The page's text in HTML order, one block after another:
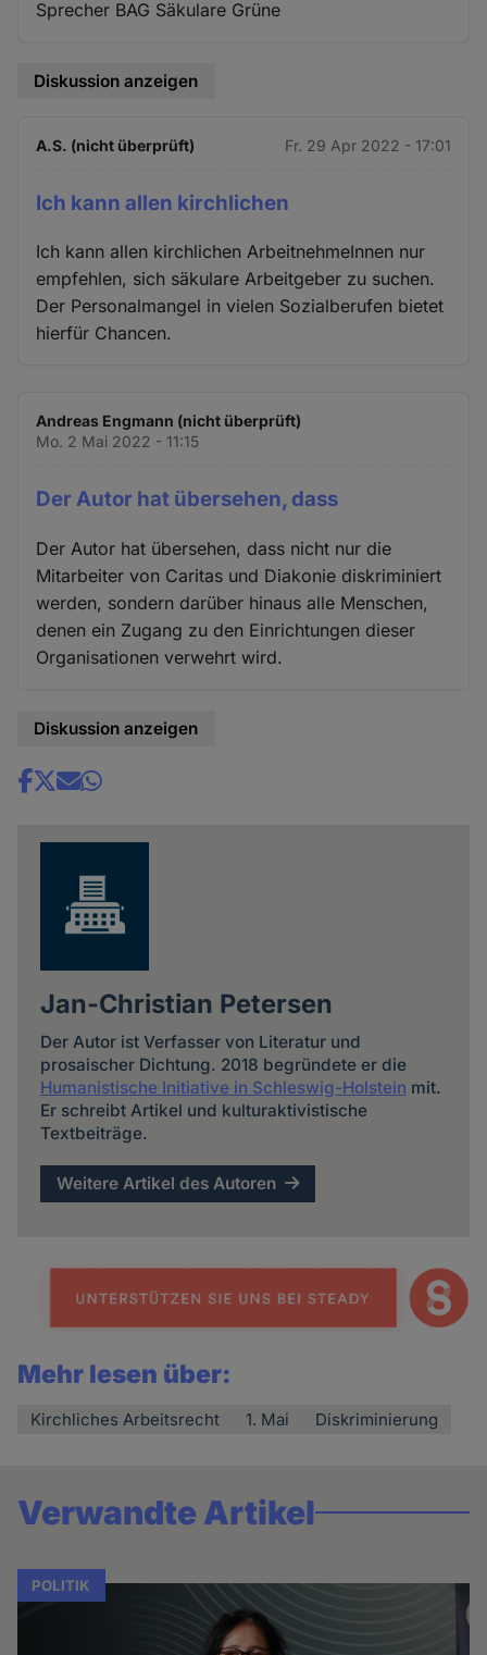
Sprecher BAG Säkulare Grüne
Diskussion anzeigen
A.S. (nicht überprüft) Fr. 29 Apr 2022 - 17:01
Ich kann allen kirchlichen
Ich kann allen kirchlichen ArbeitnehmeInnen nur
empfehlen, sich säkulare Arbeitgeber zu suchen.
Der Personalmangel in vielen Sozialberufen bietet
hierfür Chancen.
Andreas Engmann (nicht überprüft)
Mo. 2 Mai 2022 - 11:15
Der Autor hat übersehen, dass
Der Autor hat übersehen, dass nicht nur die
Mitarbeiter von Caritas und Diakonie diskriminiert
werden, sondern darüber hinaus alle Menschen,
denen ein Zugang zu den Einrichtungen dieser
Organisationen verwehrt wird.
Diskussion anzeigen
Share
Jan-Christian Petersen
Der Autor ist Verfasser von Literatur und
prosaischer Dichtung. 2018 begründete er die
Humanistische Initiative in Schleswig-Holstein mit.
Er schreibt Artikel und kulturaktivistische
Textbeiträge.
Weitere Artikel des Autoren
Mehr lesen über:
Kirchliches Arbeitsrecht 1. Mai Diskriminierung
Verwandte Artikel
POLITIK